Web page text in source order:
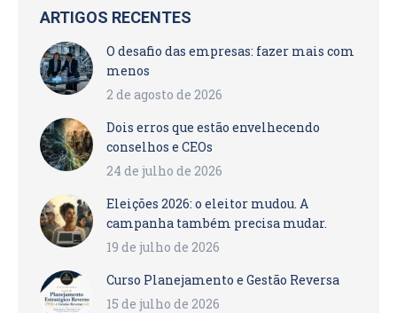
ARTIGOS RECENTES
O desafio das empresas: fazer mais com
menos
2 de agosto de 2026
Dois erros que estão envelhecendo
conselhos e CEOs
24 de julho de 2026
Eleições 2026: o eleitor mudou. A
campanha também precisa mudar.
19 de julho de 2026
Curso Planejamento e Gestão Reversa
15 de julho de 2026